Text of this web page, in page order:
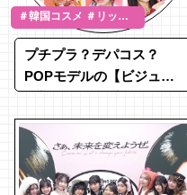
＃韓国コスメ ＃リップ
＃あか抜け
プチプラ？デパコス？
POPモデルの【ビジュ盛